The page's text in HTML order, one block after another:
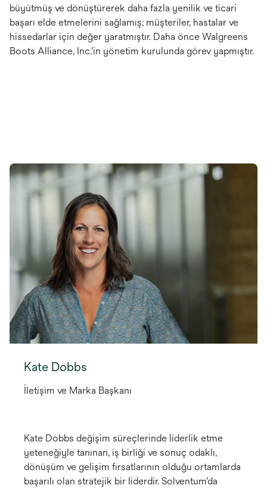
büyütmüş ve dönüştürerek daha fazla yenilik ve ticari
başarı elde etmelerini sağlamış; müşteriler, hastalar ve
hissedarlar için değer yaratmıştır. Daha önce Walgreens
Boots Alliance, Inc.'in yönetim kurulunda görev yapmıştır.
Kate Dobbs
İletişim ve Marka Başkanı
Kate Dobbs değişim süreçlerinde liderlik etme
yeteneğiyle tanınan, iş birliği ve sonuç odaklı,
dönüşüm ve gelişim fırsatlarının olduğu ortamlarda
başarılı olan stratejik bir liderdir. Solventum'da